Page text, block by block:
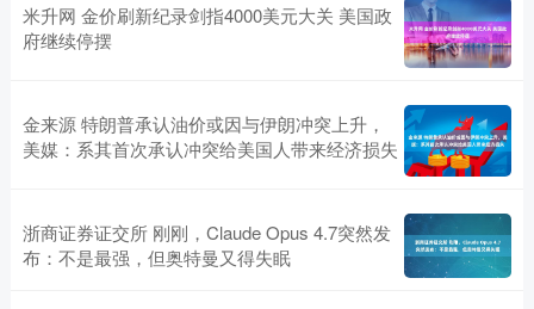
米升网 金价刷新纪录剑指4000美元大关 美国政
府继续停摆
金来源 特朗普承认油价或因与伊朗冲突上升，
美媒：系其首次承认冲突给美国人带来经济损失
浙商证券证交所 刚刚，Claude Opus 4.7突然发
布：不是最强，但奥特曼又得失眠